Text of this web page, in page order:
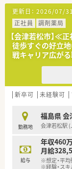
【法人特徴に
■1996年に
る安定した
■東京都で
に持ち、安
■「薬」と「
療や栄養指導
【こんな方
■高年収を目
土地で勤務
に成長した
■安定した
で長く安心
更新日： 2026/07/31
正社員
調剤薬局
【会津若松市】≪
徒歩すぐの好立
戦キャリア広が
新卒可 未経験可
勤務地
福島県 会
会津若松駅
給与
年収460
月給
※想定・平
※経験・ス